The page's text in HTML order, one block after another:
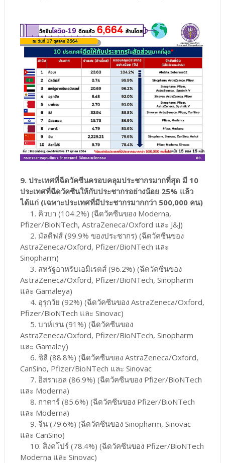
9. ประเทศที่ฉีดวัคซีนครอบคลุมประชากรมากที่สุด มี 10
ประเทศที่ฉีดวัคซีนให้กับประชากรอย่างน้อย 25% แล้ว
ได้แก่ (เฉพาะประเทศที่มีประชากรมากกว่า 500,000 คน)
1. คิวบา (104.2%) (ฉีดวัคซีนของ Moderna,
Pfizer/BioNTech, AstraZeneca/Oxford และ J&J)
2. มัลดีฟส์ (99.9% ของประชากร) (ฉีดวัคซีนของ
AstraZeneca/Oxford, Pfizer/BioNTech และ
Sinopharm)
3. สหรัฐอาหรับเอมิเรตส์ (96.2%) (ฉีดวัคซีนของ
AstraZeneca/Oxford, Pfizer/BioNTech, Sinopharm
และ Gamaleya)
4. อุรุกวัย (92%) (ฉีดวัคซีนของ AstraZeneca/Oxford,
Pfizer/BioNTech และ Sinovac)
5. บาห์เรน (91%) (ฉีดวัคซีนของ
AstraZeneca/Oxford, Pfizer/BioNTech, Sinopharm
และ Gamaley)
6. ชิลี (88.8%) (ฉีดวัคซีนของ AstraZeneca/Oxford,
CanSino, Pfizer/BioNTech และ Sinovac
7. อิสราเอล (86.9%) (ฉีดวัคซีนของ Pfizer/BioNTech
และ Moderna)
8. กาตาร์ (85.6%) (ฉีดวัคซีนของ Pfizer/BioNTech
และ Moderna)
9. จีน (79.6%) (ฉีดวัคซีนของ Sinopharm, Sinovac
และ CanSino)
10. สิงคโปร์ (78.4%) (ฉีดวัคซีนของ Pfizer/BioNTech
Moderna และ Sinovac)